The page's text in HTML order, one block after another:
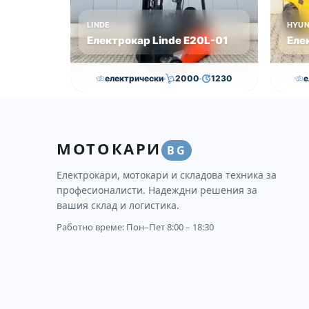
LINDE
Електрокар Linde Е20L-01
електрически 2000 1230
3145 2011 втора употреба
МОТОКАРИ BG
Електрокари, мотокари и складова техника за
професионалисти. Надеждни решения за
вашия склад и логистика.
Работно време: Пон–Пет 8:00 – 18:30